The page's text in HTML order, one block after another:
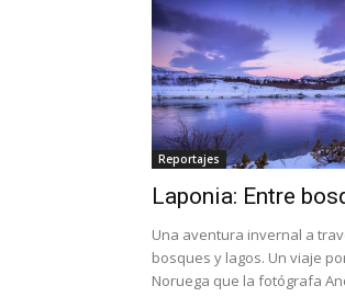
Reportajes
Laponia: Entre
Una aventura invernal a
bosques y lagos. Un viaje
Noruega que la fotógrafa